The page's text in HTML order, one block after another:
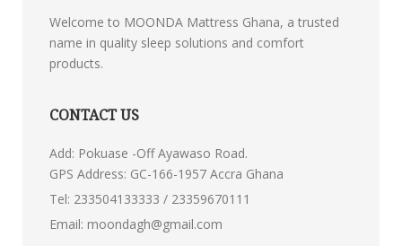
Welcome to MOONDA Mattress Ghana, a trusted
name in quality sleep solutions and comfort
products.
CONTACT US
Add: Pokuase -Off Ayawaso Road.
GPS Address: GC-166-1957 Accra Ghana
Tel: 233504133333 / 23359670111
Email: moondagh@gmail.com